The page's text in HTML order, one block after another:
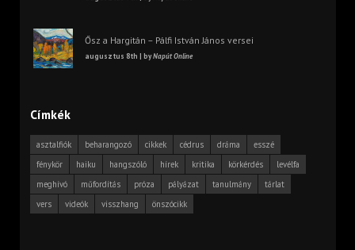
Ősz a Hargitán – Pálfi István János versei
augusztus 8th | byNapút Online
Címkék
asztalfiók beharangozó cikkek cédrus dráma
esszé
fénykör
haiku hangszóló hírek kritika körkérdés
levélfa
meghívó
műfordítás próza pályázat tanulmány
tárlat
vers
videók visszhang önszócikk